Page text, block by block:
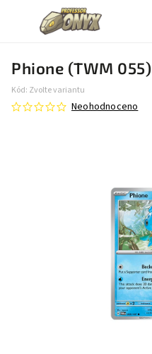
Phione (TWM 055)
Kód: Zvolte variantu
Neohodnoceno